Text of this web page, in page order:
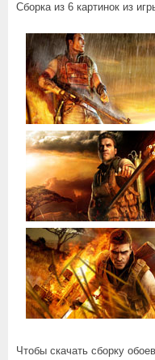
Сборка из 6 картинок из
Чтобы скачать сборку